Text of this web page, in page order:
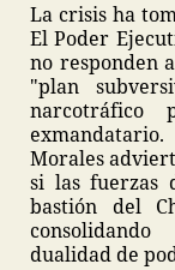
La crisis ha
El Poder
no responden
"plan
Morales
si las fuerzas
bastión del
dualidad de